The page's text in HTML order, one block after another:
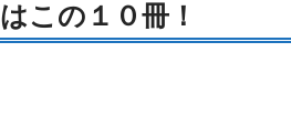
この１０冊！